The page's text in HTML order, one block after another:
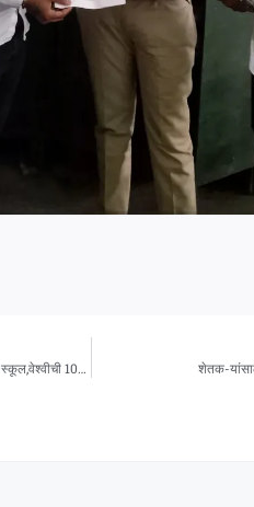
जे एम म्हात्रे चँरिटेबल संस्थेचे पदाजी पांडुरंग मुंबईकर इंग्लिश मिडियम स्कूल,वेश्वीची 100 टक्के निकालाची परंपरा सलग चौथ्या वर्षीही कायम शेतक-